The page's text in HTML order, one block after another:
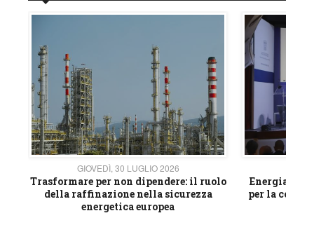
GIOVEDÌ, 30 LUGLIO 2026
Trasformare per non dipendere: il ruolo
della raffinazione nella sicurezza
energetica europea
Energia e
per la